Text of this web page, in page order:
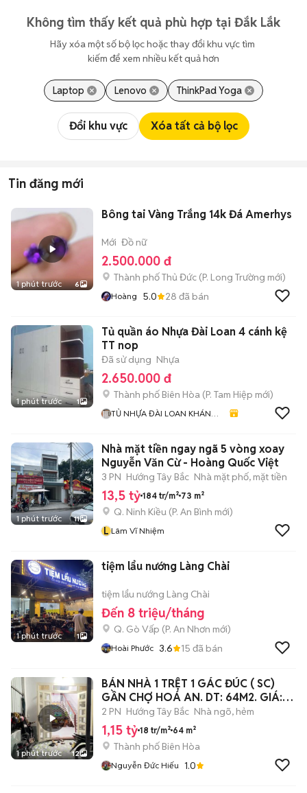
Không tìm thấy kết quả phù hợp tại Đắk Lắk
Hãy xóa một số bộ lọc hoặc thay đổi khu vực tìm
kiếm để xem nhiều kết quả hơn
Laptop Lenovo ThinkPad Yoga
Đổi khu vực Xóa tất cả bộ lọc
Tin đăng mới
1 phút trước 6
Bông tai Vàng Trắng 14k Đá Amerhys
Mới Đồ nữ
2.500.000 đ
Thành phố Thủ Đức (P. Long Trường mới)
Hoàng 5.0 28 đã bán
1 phút trước 1
Tủ quần áo Nhựa Đài Loan 4 cánh kệ
TT nop
Đã sử dụng Nhựa
2.650.000 đ
Thành phố Biên Hòa (P. Tam Hiệp mới)
TỦ NHỰA ĐÀI LOAN KHÁNH
1 phút trước 11
Nhà mặt tiền ngay ngã 5 vòng xoay
Nguyễn Văn Cừ - Hoàng Quốc Việt
3 PN Hướng Tây Bắc Nhà mặt phố, mặt tiền
13,5 tỷ 184 tr/m² 73 m²
Q. Ninh Kiều (P. An Bình mới)
L Lâm Vĩ Nhiệm
1 phút trước 1
tiệm lẩu nướng Làng Chài
tiệm lẩu nướng Làng Chài
Đến 8 triệu/tháng
Q. Gò Vấp (P. An Nhơn mới)
Hoài Phước 3.6 15 đã bán
1 phút trước 12
BÁN NHÀ 1 TRỆT 1 GÁC ĐÚC ( SC)
GẦN CHỢ HOÁ AN. DT: 64M2. GIÁ:
1ty150
2 PN Hướng Tây Bắc Nhà ngõ, hẻm
1,15 tỷ 18 tr/m² 64 m²
Thành phố Biên Hòa
Nguyễn Đức Hiếu 1.0